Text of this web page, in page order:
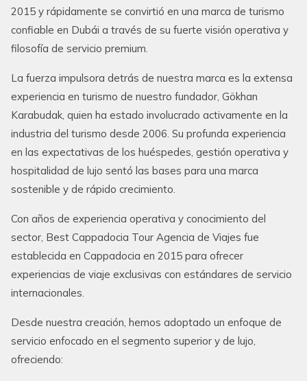
2015 y rápidamente se convirtió en una marca de turismo
confiable en Dubái a través de su fuerte visión operativa y
filosofía de servicio premium.
La fuerza impulsora detrás de nuestra marca es la extensa
experiencia en turismo de nuestro fundador, Gökhan
Karabudak, quien ha estado involucrado activamente en la
industria del turismo desde 2006. Su profunda experiencia
en las expectativas de los huéspedes, gestión operativa y
hospitalidad de lujo sentó las bases para una marca
sostenible y de rápido crecimiento.
Con años de experiencia operativa y conocimiento del
sector, Best Cappadocia Tour Agencia de Viajes fue
establecida en Cappadocia en 2015 para ofrecer
experiencias de viaje exclusivas con estándares de servicio
internacionales.
Desde nuestra creación, hemos adoptado un enfoque de
servicio enfocado en el segmento superior y de lujo,
ofreciendo: